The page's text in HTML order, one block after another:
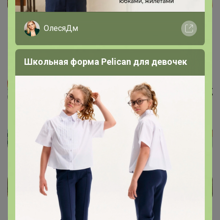
ОлесяДм
Школьная форма Pelican для девочек